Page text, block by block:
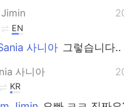
EN
사니아 그렇습니다..
사니아
KR